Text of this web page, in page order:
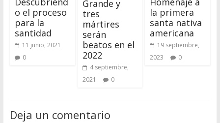
o el proceso
para la
santidad
11 junio, 2021
0
Grande y
tres
mártires
serán
beatos en el
2022
4 septiembre,
2021
0
la primera
santa nativa
americana
19 septiembre,
2023
0
Deja un comentario